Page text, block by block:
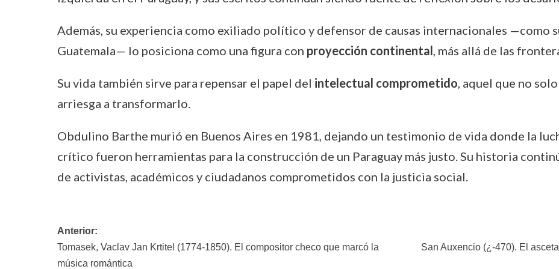
Además, su experiencia como exiliado político y defensor de causas internacionales —como
Guatemala— lo posiciona como una figura con proyección continental, más allá de las
Su vida también sirve para repensar el papel del intelectual comprometido, aquel que no
arriesga a transformarlo.
Obdulino Barthe murió en Buenos Aires en 1981, dejando un testimonio de vida donde la
crítico fueron herramientas para la construcción de un Paraguay más justo. Su historia
de activistas, académicos y ciudadanos comprometidos con la justicia social.
Navegación
de
Anterior:
Tomasek, Vaclav Jan Krtitel (1774-1850). El compositor checo que marcó la
música romántica
San Auxencio (¿-470). El